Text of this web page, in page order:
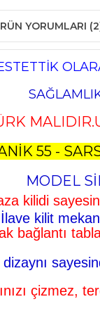
YORUMLARI
55 -
MODEL
kilidi
kilit
bağlantı
çizmez,